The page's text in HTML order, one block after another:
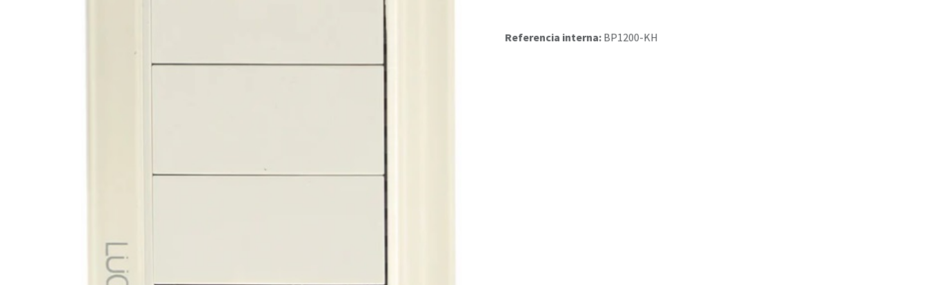
Referencia interna: BP1200-KH